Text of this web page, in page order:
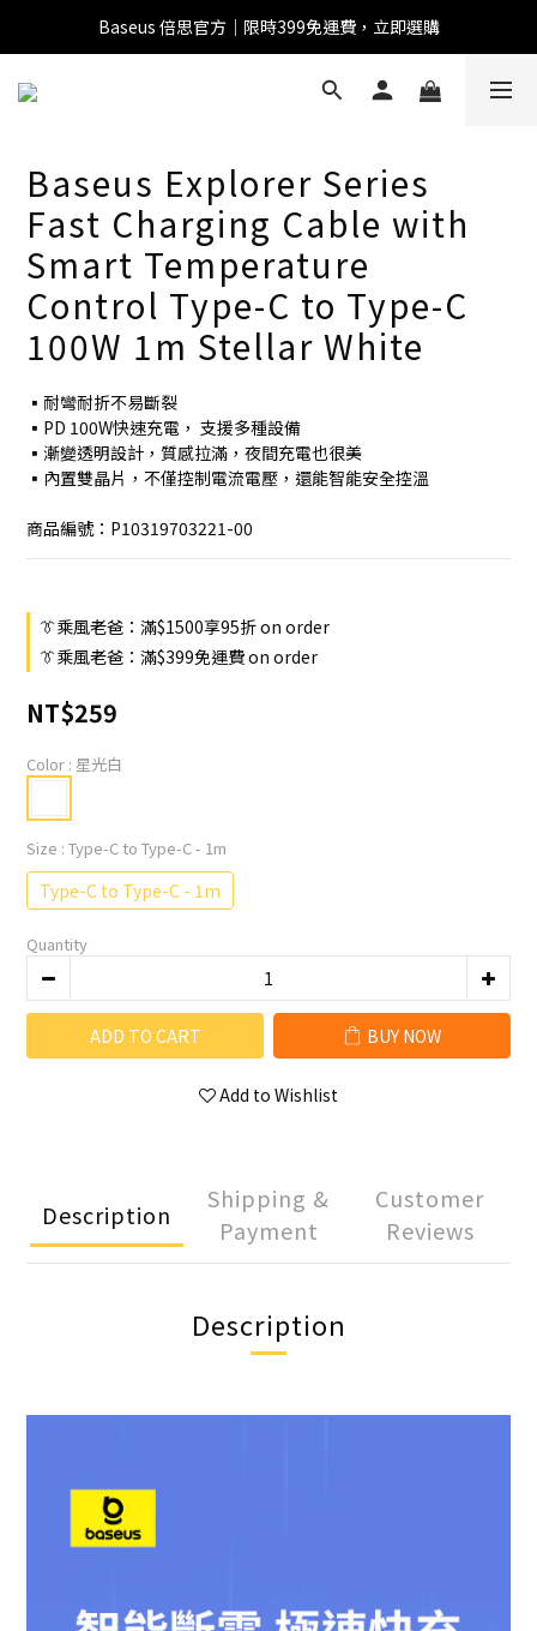
全館滿1500 95折
全館滿1500 95折
Baseus Explorer Series
Fast Charging Cable with
Smart Temperature
Control Type-C to Type-C
100W 1m Stellar White
▪︎耐彎耐折不易斷裂
▪︎PD 100W快速充電， 支援多種設備
▪︎漸變透明設計，質感拉滿，夜間充電也很美
▪︎內置雙晶片，不僅控制電流電壓，還能智能安全控溫
商品編號：P10319703221-00
👔乘風老爸：滿$1500享95折 on order
👔乘風老爸：滿$399免運費 on order
NT$259
Color : 星光白
Size : Type-C to Type-C - 1m
Type-C to Type-C - 1m
Quantity
ADD TO CART BUY NOW
Add to Wishlist
Description
Shipping &
Payment
Customer
Reviews
Description
Baseus 小獅助理
商品導購 / 客服資訊
您好，我是 Baseus 小獅助理。我可以協助查詢商品、活
動、出貨、保固與門市資訊；需要真人客服也可以直接留
言。
真人客服時間 09:00-17:00